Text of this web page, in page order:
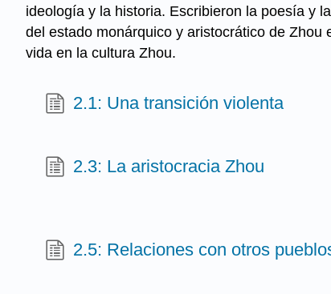
ideología y la historia. Escribieron la poesía y
del estado monárquico y aristocrático de
vida en la cultura Zhou.
2.1: Una transición violenta
2.3: La aristocracia Zhou
2.5: Relaciones con otros